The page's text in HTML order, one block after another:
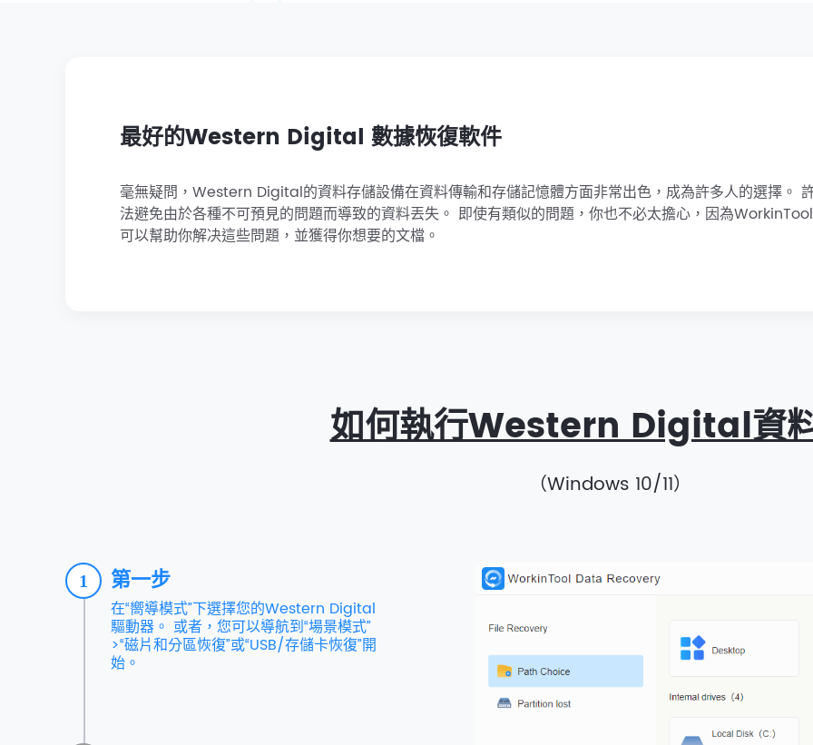
最好的Western Digital 數據恢復軟件
毫無疑問，Western Digital的資料存儲設備在資料傳輸和存儲記憶體方面非常出色，成為許多人的選擇。
法避免由於各種不可預見的問題而導致的資料丟失。 即使有類似的問題，你也不必太擔心，因為
可以幫助你解决這些問題，並獲得你想要的文檔。
如何執行Western Digital資
（Windows 10/11）
1 第一步
在“嚮導模式”下選擇您的Western Digital
驅動器。 或者，您可以導航到“場景模式”
>“磁片和分區恢復”或“USB/存儲卡恢復”開
始。